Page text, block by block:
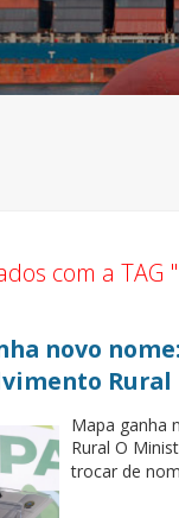
com a TAG "
novo
Rural
Mapa ganha
Rural O
trocar de